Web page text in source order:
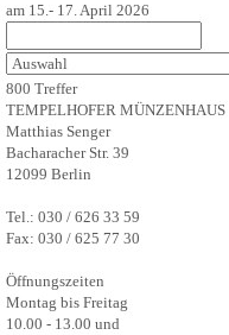
am 15.- 17. April 2026
800 Treffer
TEMPELHOFER MÜNZENHAUS
Matthias Senger
Bacharacher Str. 39
12099 Berlin
Tel.: 030 / 626 33 59
Fax: 030 / 625 77 30
Öffnungszeiten
Montag bis Freitag
10.00 - 13.00 und